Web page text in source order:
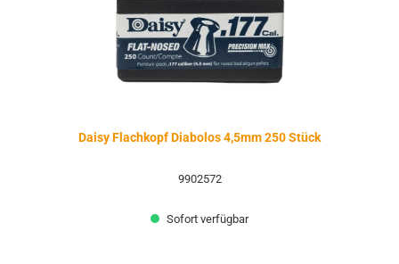
Daisy Flachkopf Diabolos 4,5mm 250 Stück
9902572
Sofort verfügbar